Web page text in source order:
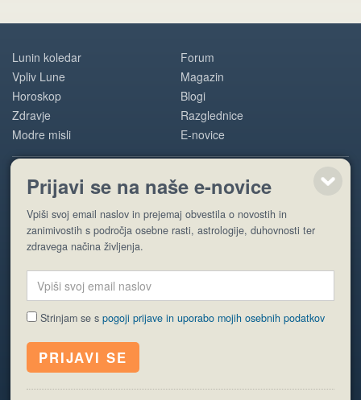
Lunin koledar
Vpliv Lune
Horoskop
Zdravje
Modre misli
Forum
Magazin
Blogi
Razglednice
E-novice
POMOČ
O nas
Oglaševanje
© EyeCatching. Vse pravice so pridržane.
ISSN 1581-2332
Politika piškotkov Varstvo osebnih podatkov
Prijavi se na naše e-novice
Vpiši svoj email naslov in prejemaj obvestila o novostih in
zanimivostih s področja osebne rasti, astrologije, duhovnosti ter
zdravega načina življenja.
Strinjam se spogoji prijave in uporabo mojih osebnih podatkov